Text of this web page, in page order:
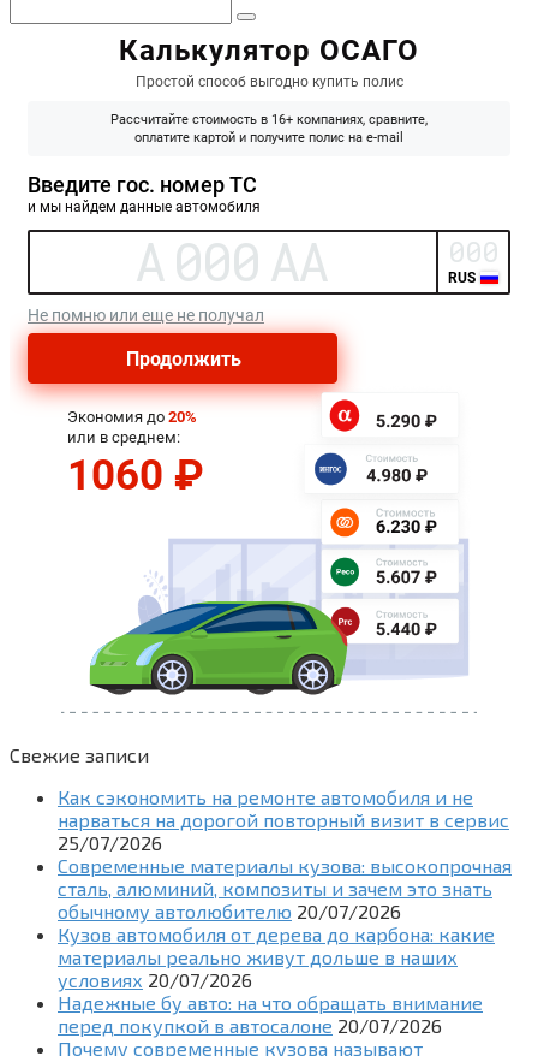
Свежие записи
Как сэкономить на ремонте автомобиля и не
нарваться на дорогой повторный визит в сервис
25/07/2026
Современные материалы кузова: высокопрочная
сталь, алюминий, композиты и зачем это знать
обычному автолюбителю 20/07/2026
Кузов автомобиля от дерева до карбона: какие
материалы реально живут дольше в наших
условиях 20/07/2026
Надежные бу авто: на что обращать внимание
перед покупкой в автосалоне 20/07/2026
Почему современные кузова называют